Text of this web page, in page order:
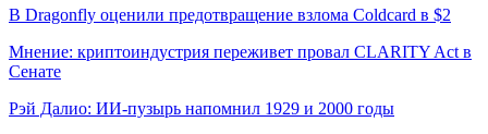
В Dragonfly оценили предотвращение взлома Coldcard в $2
Мнение: криптоиндустрия переживет провал CLARITY Act в
Сенате
Рэй Далио: ИИ-пузырь напомнил 1929 и 2000 годы